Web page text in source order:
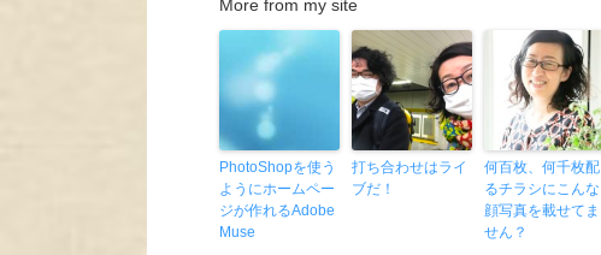
More from my site
PhotoShopを使う
ようにホームペー
ジが作れるAdobe
Muse
打ち合わせはライ
ブだ！
何百枚、何千枚配
るチラシにこんな
顔写真を載せてま
せん？